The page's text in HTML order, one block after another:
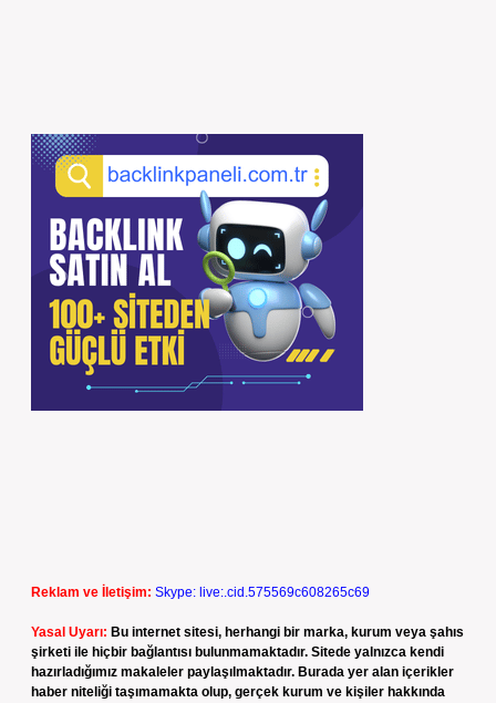
Reklam ve İletişim: Skype: live:.cid.575569c608265c69
Yasal Uyarı: Bu internet sitesi, herhangi bir marka, kurum veya şahıs
şirketi ile hiçbir bağlantısı bulunmamaktadır. Sitede yalnızca kendi
hazırladığımız makaleler paylaşılmaktadır. Burada yer alan içerikler
haber niteliği taşımamakta olup, gerçek kurum ve kişiler hakkında